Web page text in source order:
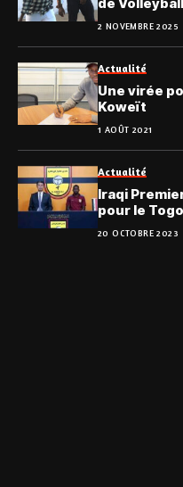
2 NOVEMBRE 2025
Actualité
Une virée
Koweït
1 AOÛT 2021
Actualité
Iraqi
pour le
20 OCTOBRE 2023